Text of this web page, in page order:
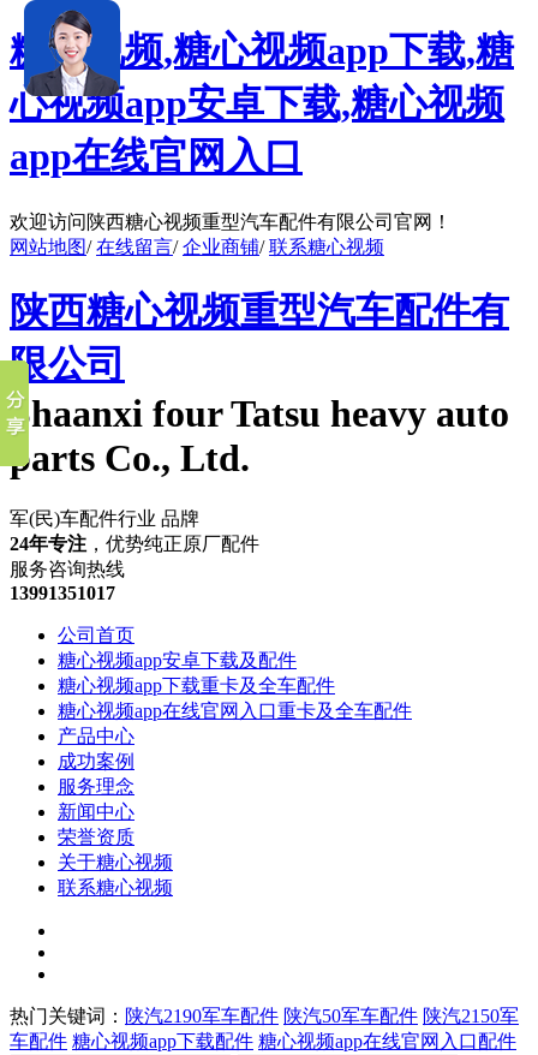
糖心视频,糖心视频app下载,糖
心视频app安卓下载,糖心视频
app在线官网入口
欢迎访问陕西糖心视频重型汽车配件有限公司官网！
网站地图/在线留言/企业商铺/联系糖心视频
陕西糖心视频重型汽车配件有
限公司
Shaanxi four Tatsu heavy auto
parts Co., Ltd.
军(民)车配件行业 品牌
24年专注 ，优势纯正原厂配件
服务咨询热线
13991351017
公司首页
糖心视频app安卓下载及配件
糖心视频app下载重卡及全车配件
糖心视频app在线官网入口重卡及全车配件
产品中心
成功案例
服务理念
新闻中心
荣誉资质
关于糖心视频
联系糖心视频
热门关键词： 陕汽2190军车配件 陕汽50军车配件 陕汽2150军
车配件 糖心视频app下载配件 糖心视频app在线官网入口配件